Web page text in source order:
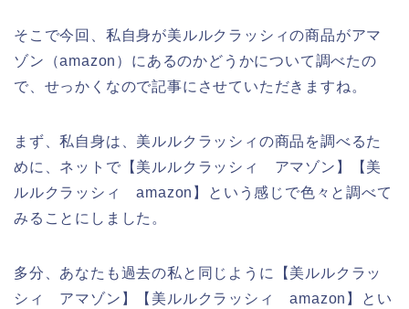
そこで今回、私自身が美ルルクラッシィの商品がアマ
ゾン（amazon）にあるのかどうかについて調べたの
で、せっかくなので記事にさせていただきますね。
まず、私自身は、美ルルクラッシィの商品を調べるた
めに、ネットで【美ルルクラッシィ アマゾン】【美
ルルクラッシィ amazon】という感じで色々と調べて
みることにしました。
多分、あなたも過去の私と同じように【美ルルクラッ
シィ アマゾン】【美ルルクラッシィ amazon】とい